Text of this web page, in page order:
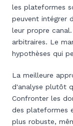
les plateformes
peuvent intégrer
leur propre
arbitraires. Le
hypothèses qui
La meilleure
d'analyse plutôt
Confronter les
des plateformes
plus robuste,